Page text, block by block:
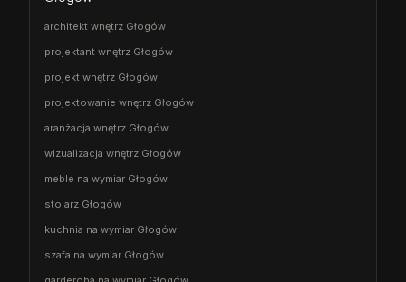
architekt wnętrz Głogów
projektant wnętrz Głogów
projekt wnętrz Głogów
projektowanie wnętrz Głogów
aranżacja wnętrz Głogów
wizualizacja wnętrz Głogów
meble na wymiar Głogów
stolarz Głogów
kuchnia na wymiar Głogów
szafa na wymiar Głogów